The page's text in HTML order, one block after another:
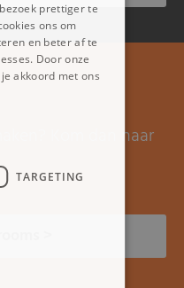
Kom dan naar
prettiger te
ons om
en beter af te
Door onze
akkoord met ons
TARGETING